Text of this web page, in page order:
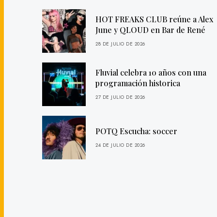
HOT FREAKS CLUB reúne a Alex
June y QLOUD en Bar de René
28 DE JULIO DE 2026
Fluvial celebra 10 años con una
programación historica
27 DE JULIO DE 2026
POTQ Escucha: soccer
24 DE JULIO DE 2026